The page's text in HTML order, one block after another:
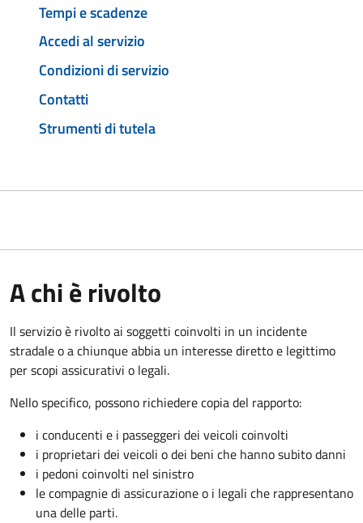
Tempi e scadenze
Accedi al servizio
Condizioni di servizio
Contatti
Strumenti di tutela
A chi è rivolto
Il servizio è rivolto ai soggetti coinvolti in un incidente
stradale o a chiunque abbia un interesse diretto e legittimo
per scopi assicurativi o legali.
Nello specifico, possono richiedere copia del rapporto:
i conducenti e i passeggeri dei veicoli coinvolti
i proprietari dei veicoli o dei beni che hanno subito danni
i pedoni coinvolti nel sinistro
le compagnie di assicurazione o i legali che rappresentano
una delle parti.